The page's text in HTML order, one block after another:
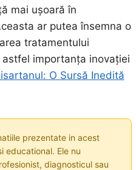
mai ușoară în
ar putea însemna o
tratamentului
importanța inovației
O Sursă Inedită
prezentate in acest
educational. Ele nu
diagnosticul sau